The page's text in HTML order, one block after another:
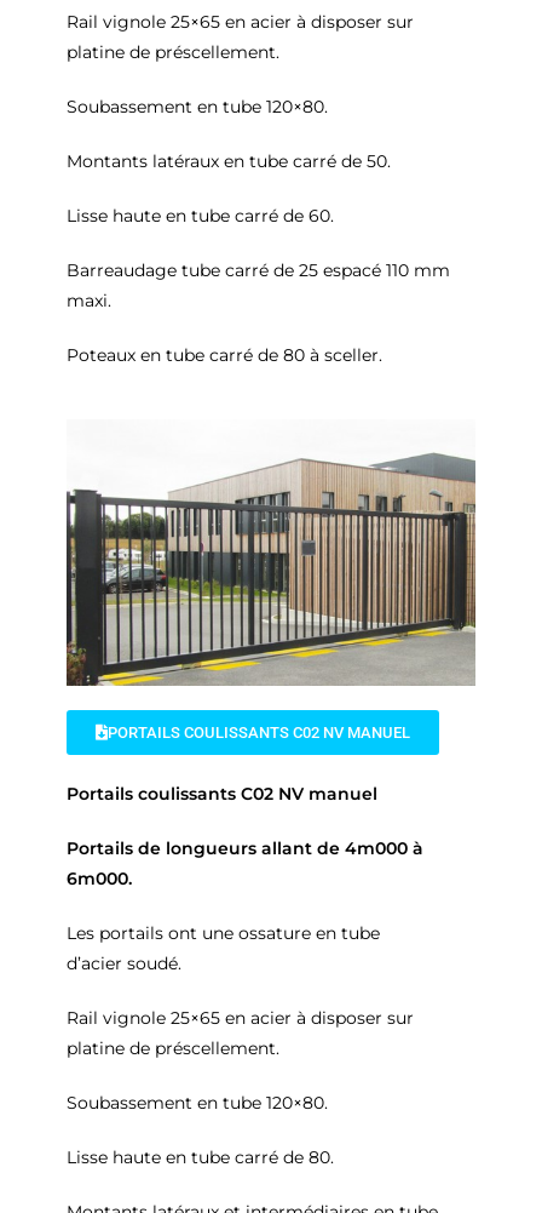
Rail vignole 25×65 en acier à disposer sur
platine de préscellement.
Soubassement en tube 120×80.
Montants latéraux en tube carré de 50.
Lisse haute en tube carré de 60.
Barreaudage tube carré de 25 espacé 110 mm
maxi.
Poteaux en tube carré de 80 à sceller.
PORTAILS COULISSANTS C02 NV MANUEL
Portails coulissants C02 NV manuel
Portails de longueurs allant de 4m000 à
6m000.
Les portails ont une ossature en tube
d’acier soudé.
Rail vignole 25×65 en acier à disposer sur
platine de préscellement.
Soubassement en tube 120×80.
Lisse haute en tube carré de 80.